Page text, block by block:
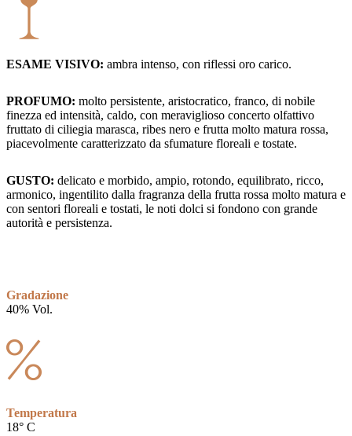
ESAME VISIVO: ambra intenso, con riflessi oro carico.
PROFUMO: molto persistente, aristocratico, franco, di nobile
finezza ed intensità, caldo, con meraviglioso concerto olfattivo
fruttato di ciliegia marasca, ribes nero e frutta molto matura rossa,
piacevolmente caratterizzato da sfumature floreali e tostate.
GUSTO: delicato e morbido, ampio, rotondo, equilibrato, ricco,
armonico, ingentilito dalla fragranza della frutta rossa molto matura e
con sentori floreali e tostati, le noti dolci si fondono con grande
autorità e persistenza.
Gradazione
40% Vol.
Temperatura
18° C